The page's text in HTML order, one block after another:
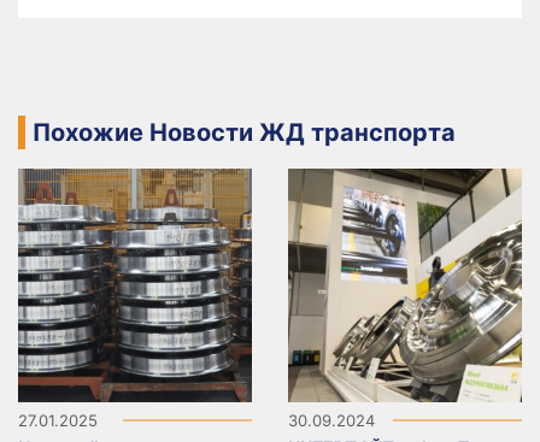
Похожие Новости ЖД транспорта
27.01.2025 30.09.2024